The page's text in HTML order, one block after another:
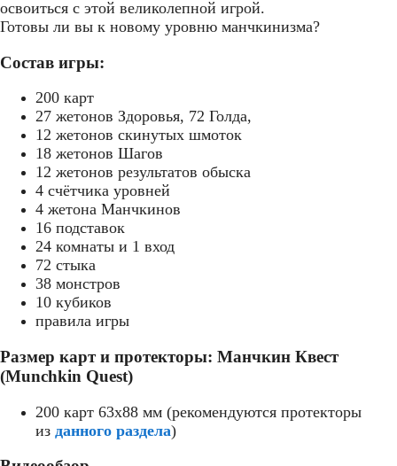
освоиться с этой великолепной игрой.
Готовы ли вы к новому уровню манчкинизма?
Состав игры:
200 карт
27 жетонов Здоровья, 72 Голда,
12 жетонов скинутых шмоток
18 жетонов Шагов
12 жетонов результатов обыска
4 счётчика уровней
4 жетона Манчкинов
16 подставок
24 комнаты и 1 вход
72 стыка
38 монстров
10 кубиков
правила игры
Размер карт и протекторы: Манчкин Квест
(Munchkin Quest)
200 карт 63x88 мм (рекомендуются протекторы
из данного раздела)